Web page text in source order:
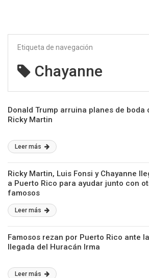
Etiqueta de navegación
Chayanne
Donald Trump arruina planes de boda
Ricky Martin
Leer más
Ricky Martin, Luis Fonsi y Chayanne
a Puerto Rico para ayudar junto con
famosos
Leer más
Famosos rezan por Puerto Rico ante la
llegada del Huracán Irma
Leer más